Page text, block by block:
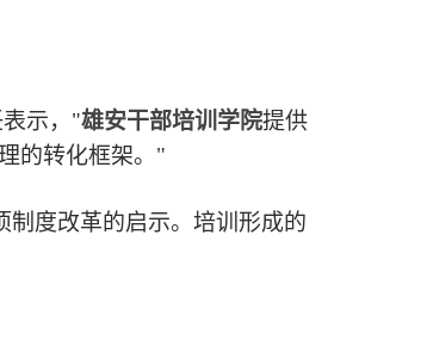
示，"雄安干部培训学院提供
的转化框架。"
制度改革的启示。培训形成的